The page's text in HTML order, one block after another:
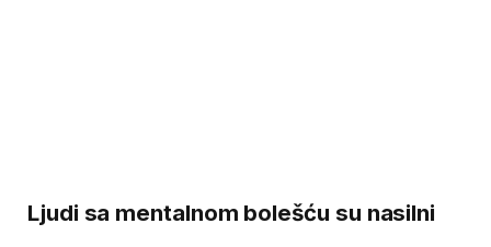
Ljudi sa mentalnom bolešću su nasilni